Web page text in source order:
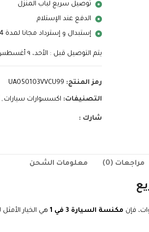
توصيل سريع لباب المنزل
الدفع عند الإستلام
إستبدال و إسترداد مجانا لمدة 14 يوم
يتم التوصيل قبل : الأحد، ٩ أغسطس ٢٠٢٦
رمز المنتج: UA050103VVCU99
التصنيفات: اكسسوارات سيارات ,
شارك :
مراجعات (0) معلومات الشحن
فإن مكنسة السيارة 3 في 1
هي الخيار